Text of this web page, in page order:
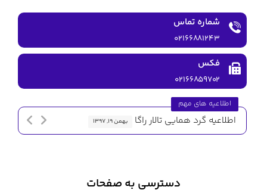
شماره تماس
۰۲۱۶۶۸۸۱۲۴۳
فکس
۰۲۱۶۶۸۵۹۷۰۲
اطلاعیه های مهم
اطلاعیه گرد همایی تالار راگا بهمن ۱۹, ۱۳۹۷
دسترسی به صفحات